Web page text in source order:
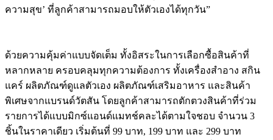
ความสุข’ ที่ลูกค้าสามารถมอบให้ตัวเองได้ทุกวัน”
ด้วยความคุ้มค่าแบบจัดเต็ม ทั้งอิสระในการเลือกซื้อสินค้าที่
หลากหลาย ครอบคลุมทุกความต้องการ ทั้งเครื่องสำอาง สกิน
แคร์ ผลิตภัณฑ์ดูแลตัวเอง ผลิตภัณฑ์เสริมอาหาร และสินค้า
พิเศษจากแบรนด์วัตสัน โดยลูกค้าสามารถตักตวงสินค้าที่ร่วม
รายการได้แบบมิกซ์แอนด์แมทช์คละได้ตามใจชอบ จำนวน 3
ชิ้นในราคาเดียว เริ่มต้นที่ 99 บาท, 199 บาท และ 299 บาท